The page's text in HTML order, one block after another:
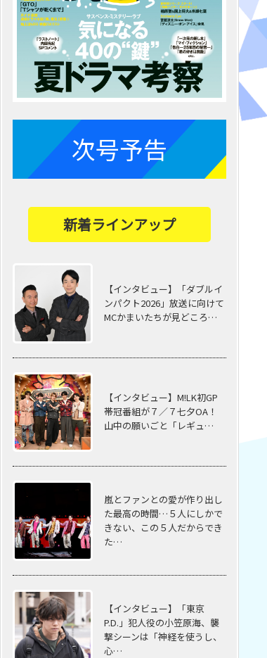
次号予告
新着ラインアップ
【インタビュー】「ダブルイ
ンパクト2026」放送に向けて
MCかまいたちが見どころ…
【インタビュー】M!LK初GP
帯冠番組が７／７七夕OA！
山中の願いごと「レギュ…
嵐とファンとの愛が作り出し
た最高の時間…５⼈にしかで
きない、この５⼈だからでき
た…
【インタビュー】「東京
P.D.」犯人役の小笠原海、襲
撃シーンは「神経を使うし、
心…